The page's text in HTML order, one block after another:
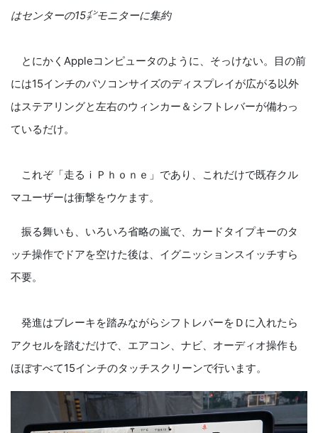
はセンターの15㌅モニターに集約
とにかくAppleコンピュータのように、そっけない。目の前
には15インチのパソコンサイズのディスプレイが広がる以外
はステアリングと左右のウィンカー＆シフトレバーが備わっ
ているだけ。
これぞ「走るｉＰｈｏｎｅ」であり、これだけで既存クル
マユーザーは衝撃をウケます。
振る舞いも、いろいろ省略の嵐で、カードタイプキーのタ
ッチ操作でドアを空けた後は、イグニッションスイッチすら
不要。
発進はブレーキを踏みながらシフトレバーをＤに入れたら
アクセルを踏むだけで、エアコン、ナビ、オーディオ操作も
ほぼすべて15インチのタッチスクリーンで行います。